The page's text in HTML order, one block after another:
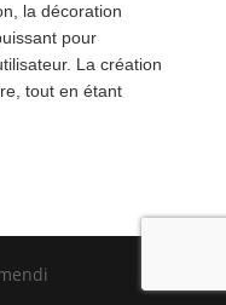
la décoration
pour
La création
tout en étant